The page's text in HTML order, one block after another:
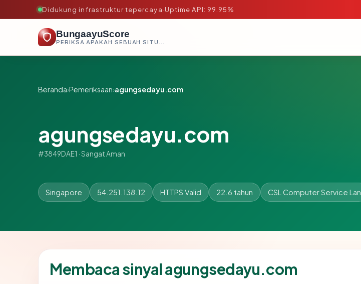
Didukung infrastruktur tepercaya·Uptime API: 99.95%
BungaayuScore
PERIKSA APAKAH SEBUAH SITUS AMAN, TEPERCAYA, DAN TERVERIFIKASI DALAM HITUNGAN DETIK.
Beranda›Pemeriksaan›agungsedayu.com
agungsedayu.com
#3849DAE1 · Sangat Aman
Singapore 54.251.138.12 HTTPS Valid 22.6 tahun CSL Computer Service Lan
Membaca sinyal agungsedayu.com